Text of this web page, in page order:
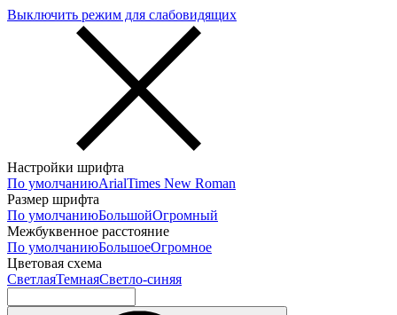
Выключить режим для слабовидящих
Настройки шрифта
По умолчаниюArialTimes New Roman
Размер шрифта
По умолчаниюБольшойОгромный
Межбуквенное расстояние
По умолчаниюБольшоеОгромное
Цветовая схема
СветлаяТемнаяСветло-синяя